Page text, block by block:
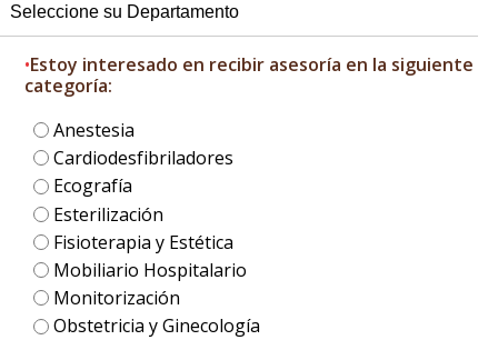
•Estoy interesado en recibir asesoría en la siguiente
categoría:
Anestesia
Cardiodesfibriladores
Ecografía
Esterilización
Fisioterapia y Estética
Mobiliario Hospitalario
Monitorización
Obstetricia y Ginecología